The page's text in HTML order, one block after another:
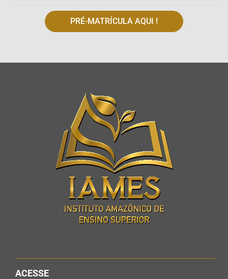
PRÉ-MATRÍCULA AQUI !
ACESSE